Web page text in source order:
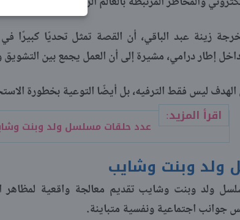
زينة عبد الباقي، أن القصة تمثل تحديًا
داخل إطار درامي، مشيرة إلى أن العمل يجمع بين التشويق
ليس فقط الترفيه، بل أيضًا التوعية بخطورة
اقرأ المزيد:
عدد حلقات مسلسل ولد وبنت
وبنت وشايب
ولد وبنت وشايب تقديم معالجة واقعية لمظاهر
جوانب اجتماعية ونفسية متباينة.